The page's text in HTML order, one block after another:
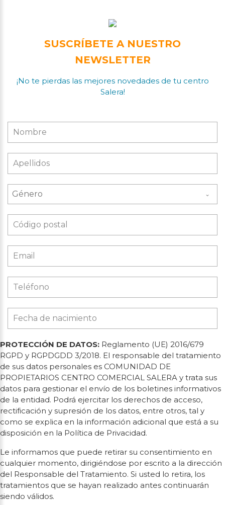
SUSCRÍBETE A NUESTRO
NEWSLETTER
¡No te pierdas las mejores novedades de tu centro
Salera!
Género
PROTECCIÓN DE DATOS: Reglamento (UE) 2016/679
RGPD y RGPDGDD 3/2018. El responsable del tratamiento
de sus datos personales es COMUNIDAD DE
PROPIETARIOS CENTRO COMERCIAL SALERA y trata sus
datos para gestionar el envío de los boletines informativos
de la entidad. Podrá ejercitar los derechos de acceso,
rectificación y supresión de los datos, entre otros, tal y
como se explica en la información adicional que está a su
disposición en la Política de Privacidad.
Le informamos que puede retirar su consentimiento en
cualquier momento, dirigiéndose por escrito a la dirección
del Responsable del Tratamiento. Si usted lo retira, los
tratamientos que se hayan realizado antes continuarán
siendo válidos.